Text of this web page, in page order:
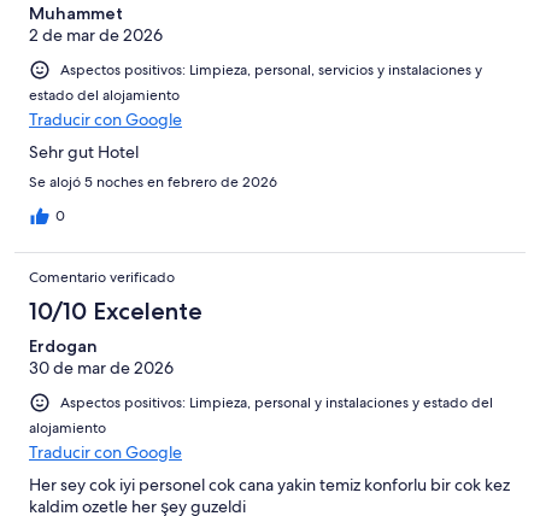
Muhammet
2 de mar de 2026
Aspectos positivos: Limpieza, personal, servicios y instalaciones y
estado del alojamiento
Traducir con Google
Sehr gut Hotel
Se alojó 5 noches en febrero de 2026
0
Comentario verificado
10/10 Excelente
Erdogan
30 de mar de 2026
Aspectos positivos: Limpieza, personal y instalaciones y estado del
alojamiento
Traducir con Google
Her sey cok iyi personel cok cana yakin temiz konforlu bir cok kez
kaldim ozetle her şey guzeldi